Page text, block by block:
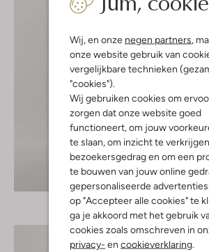
Wij, en onze negen partners ,
onze website gebruik van
vergelijkbare technieken
"cookies").
Wij gebruiken cookies om
zorgen dat onze website goed
functioneert, om jouw
te slaan, om inzicht te
bezoekersgedrag en om een
te bouwen van jouw online
gepersonaliseerde
op "Accepteer alle cookies" te
ga je akkoord met het gebruik
cookies zoals omschreven in
privacy- en cookieverklaring
Ontdek de look